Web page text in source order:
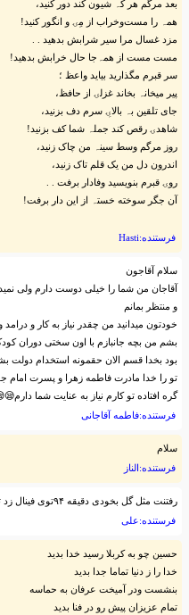
بعد مرگم هر کہ‌ شیون کند دور کنید،
همہ‌ را مست‌و‌خراب از مِۍ و انگور کنید!
مزد غسال مرا سیر شرابش بدهید . .
مست مست از همہ‌‌جا حال خرابش بدهید!
سر قبرم مگذارید بیاید واعظ ؛
پیر میخانہ‌ بخاند غزلۍ از حافظ،
جای تلقین بہ‌ بالاۍِ سرم دف بزنید،
شاهدۍ رقص کند جملہ‌ شما کف بزنید!
روز مرگم وسط سینہ‌ من چاک زنید،
اندرون دل من یک قلم تاک زنید،
روۍ قبرم بنویسید وفادار برفت . .
آن جگر سوخته‌ خستہ‌ از این دار برفت!
فرستنده:Hasti
سلام آقاجون
آقاجان من شما را خیلی دوست دارم ولی
و منتظر بمانم
خودتون میدانید من چقدر نیاز به کار و
بشم من بچه جانبازم با اون سختی دوران
بود بخدا قسم الان حقمونه استخدام دولت
تو را خدا مادرت فاطمه زهرا و پسرت امام
گره افتاده تو کارم نیاز به عنایت شما
فرستنده:فاطمه آقاجانی
سلام
فرستنده:الناز
رفتنت مثل گل بخودی دقیقه ۹۴توی فینال زد توی ذوقم🤕💔
فرستنده:علی
حسین چو به کربلا رسید خدا بدید
خدا را ز دنیا تماما جدا بدید
بنشست ودر آمیخت عرفان به حماسه
تمام عزیزان پیش رو در فنا بدید